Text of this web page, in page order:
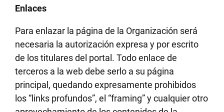
Enlaces
Para enlazar la página de la Organización será
necesaria la autorización expresa y por escrito
de los titulares del portal. Todo enlace de
terceros a la web debe serlo a su página
principal, quedando expresamente prohibidos
los “links profundos”, el “framing” y cualquier otro